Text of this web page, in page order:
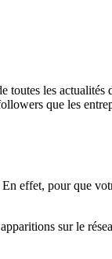
toutes les
que les
effet, pour que
sur le